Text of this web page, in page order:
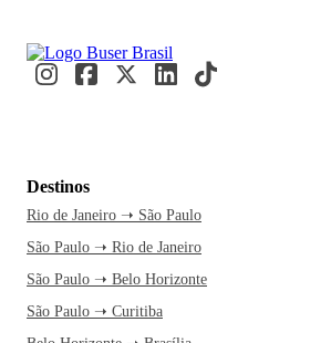
Destinos
Rio de Janeiro ➝ São Paulo
São Paulo ➝ Rio de Janeiro
São Paulo ➝ Belo Horizonte
São Paulo ➝ Curitiba